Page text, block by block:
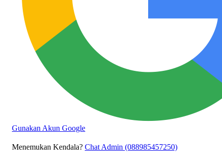
Gunakan Akun Google
Menemukan Kendala? Chat Admin (088985457250)